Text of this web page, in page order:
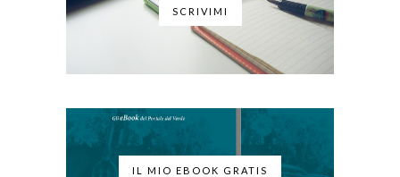
SCRIVIMI
IL MIO EBOOK GRATIS